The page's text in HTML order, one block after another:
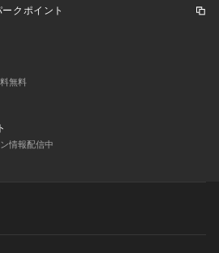
クポイント
無料
情報配信中